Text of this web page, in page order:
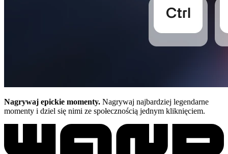
Nagrywaj epickie momenty. Nagrywaj najbardziej legendarne
momenty i dziel się nimi ze społecznością jednym kliknięciem.